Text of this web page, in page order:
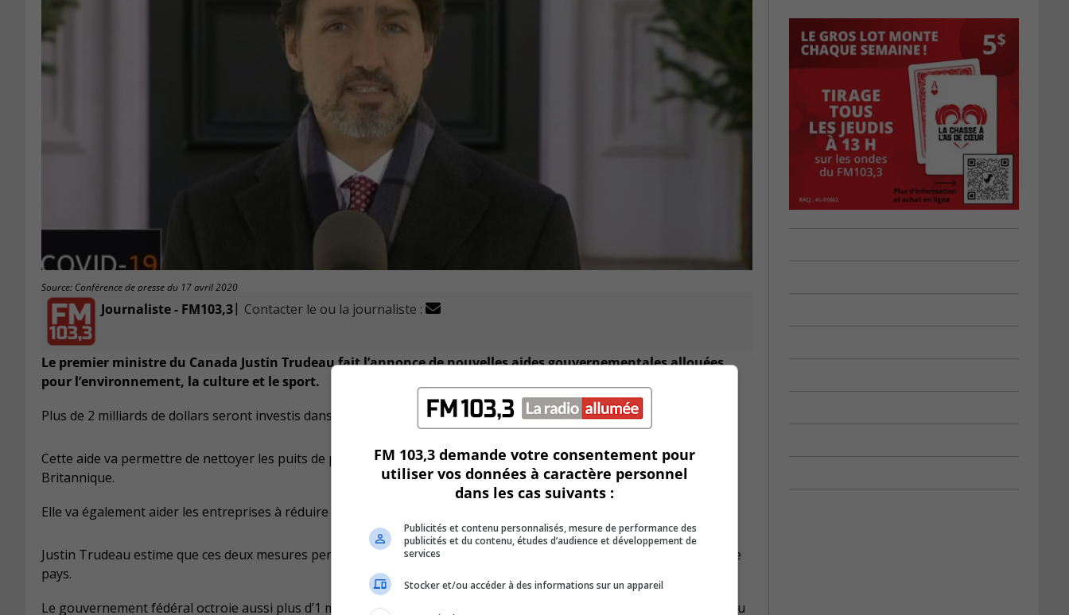
Source: Conférence de presse du 17 avril 2020
Journaliste - FM103,3| Contacter le ou la journaliste :
Le premier ministre du Canada Justin Trudeau fait l’annonce de nouvelles aides gouvernementales allouées
pour l’environnement, la culture et le sport.
Plus de 2 milliards de dollars seront investis dans le secteur environnemental.
Cette aide va permettre de nettoyer les puits de pétrole abandonnés en Alberta, en Saskatchewan et en Colombie-
Britannique.
Elle va également aider les entreprises à réduire leurs émissions de GES causées par le méthane.
Justin Trudeau estime que ces deux mesures permettront de maintenir et de créer près de 10 000 emplois à travers le
pays.
Le gouvernement fédéral octroie aussi plus d’1 milliard de dollars pour soutenir les PME qui ne peuvent se qualifier au
FM 103,3 demande votre consentement pour
utiliser vos données à caractère personnel
dans les cas suivants :
Publicités et contenu personnalisés, mesure de performance des
publicités et du contenu, études d’audience et développement de
services
Stocker et/ou accéder à des informations sur un appareil